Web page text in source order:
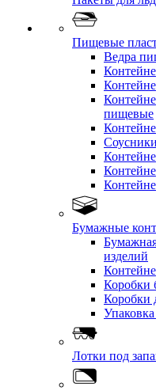
Пищевые
Ведра
пищевые
Соусники
Бумажные
изделий
Коробки
Коробки
Лотки под